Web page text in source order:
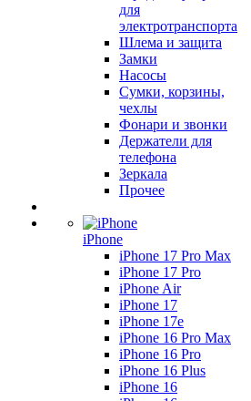
для
электротранспорта
Шлема и защита
Замки
Насосы
Сумки, корзины,
чехлы
Фонари и звонки
Держатели для
телефона
Зеркала
Прочее
iPhone
iPhone 17 Pro Max
iPhone 17 Pro
iPhone Air
iPhone 17
iPhone 17e
iPhone 16 Pro Max
iPhone 16 Pro
iPhone 16 Plus
iPhone 16